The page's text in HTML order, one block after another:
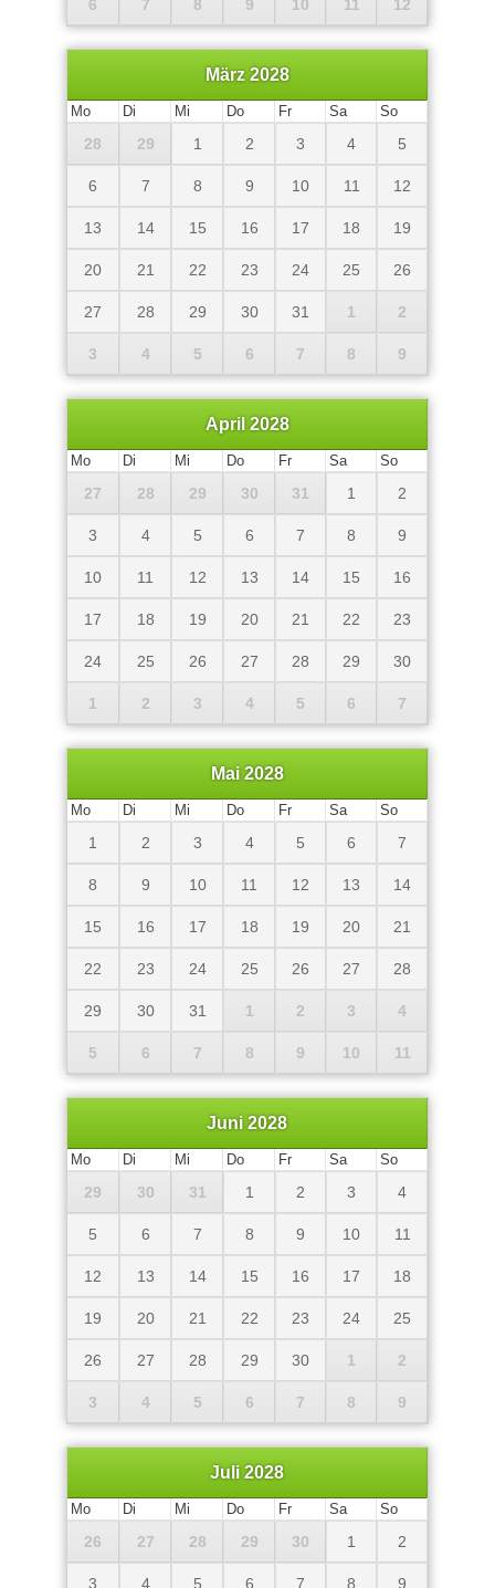
6 7 8 9 10 11 12
März 2028
Mo Di Mi Do Fr Sa So
28 29 1 2 3 4 5
6 7 8 9 10 11 12
13 14 15 16 17 18 19
20 21 22 23 24 25 26
27 28 29 30 31 1 2
3 4 5 6 7 8 9
April 2028
Mo Di Mi Do Fr Sa So
27 28 29 30 31 1 2
3 4 5 6 7 8 9
10 11 12 13 14 15 16
17 18 19 20 21 22 23
24 25 26 27 28 29 30
1 2 3 4 5 6 7
Mai 2028
Mo Di Mi Do Fr Sa So
1 2 3 4 5 6 7
8 9 10 11 12 13 14
15 16 17 18 19 20 21
22 23 24 25 26 27 28
29 30 31 1 2 3 4
5 6 7 8 9 10 11
Juni 2028
Mo Di Mi Do Fr Sa So
29 30 31 1 2 3 4
5 6 7 8 9 10 11
12 13 14 15 16 17 18
19 20 21 22 23 24 25
26 27 28 29 30 1 2
3 4 5 6 7 8 9
Juli 2028
Mo Di Mi Do Fr Sa So
26 27 28 29 30 1 2
3 4 5 6 7 8 9